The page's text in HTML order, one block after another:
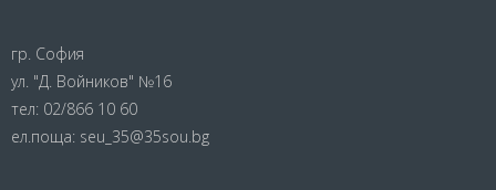
гр. София
ул. "Д. Войников" №16
тел: 02/866 10 60
ел.поща: seu_35@35sou.bg